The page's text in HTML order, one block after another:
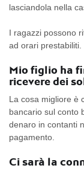
lasciandola nella
I ragazzi possono
ad orari prestabiliti.
Mio figlio ha
ricevere dei
La cosa migliore è
bancario sul conto
denaro in contanti
pagamento.
Ci sarà la